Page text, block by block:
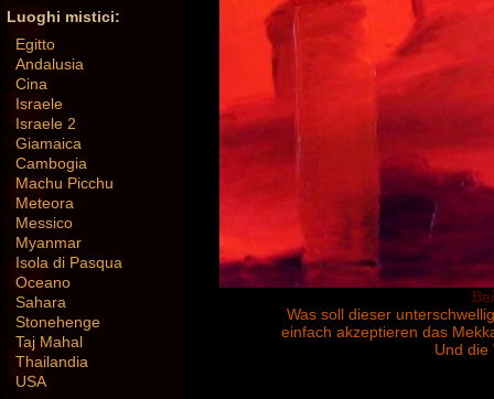
Luoghi mistici:
Egitto
Andalusia
Cina
Israele
Israele 2
Giamaica
Cambogia
Machu Picchu
Meteora
Messico
Myanmar
Isola di Pasqua
Oceano
Sahara
Stonehenge
Taj Mahal
Thailandia
USA
Was soll dieser
einfach akzeptieren das
Und die